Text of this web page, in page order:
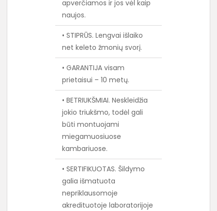
apverčiamos ir jos vėl kaip
naujos.
• STIPRŪS. Lengvai išlaiko
net keleto žmonių svorį.
• GARANTIJA visam
prietaisui – 10 metų.
• BETRIUKŠMIAI. Neskleidžia
jokio triukšmo, todėl gali
būti montuojami
miegamuosiuose
kambariuose.
• SERTIFIKUOTAS. Šildymo
galia išmatuota
nepriklausomoje
akredituotoje laboratorijoje